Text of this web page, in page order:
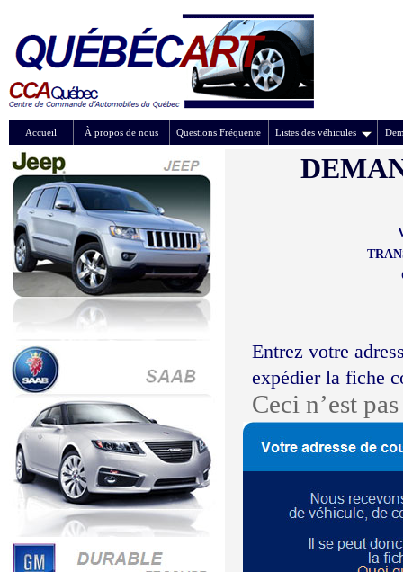
Accueil À propos de nous Questions Fréquente Listes des véhicules
Entrez votre
expédier la fiche
Ceci n’est